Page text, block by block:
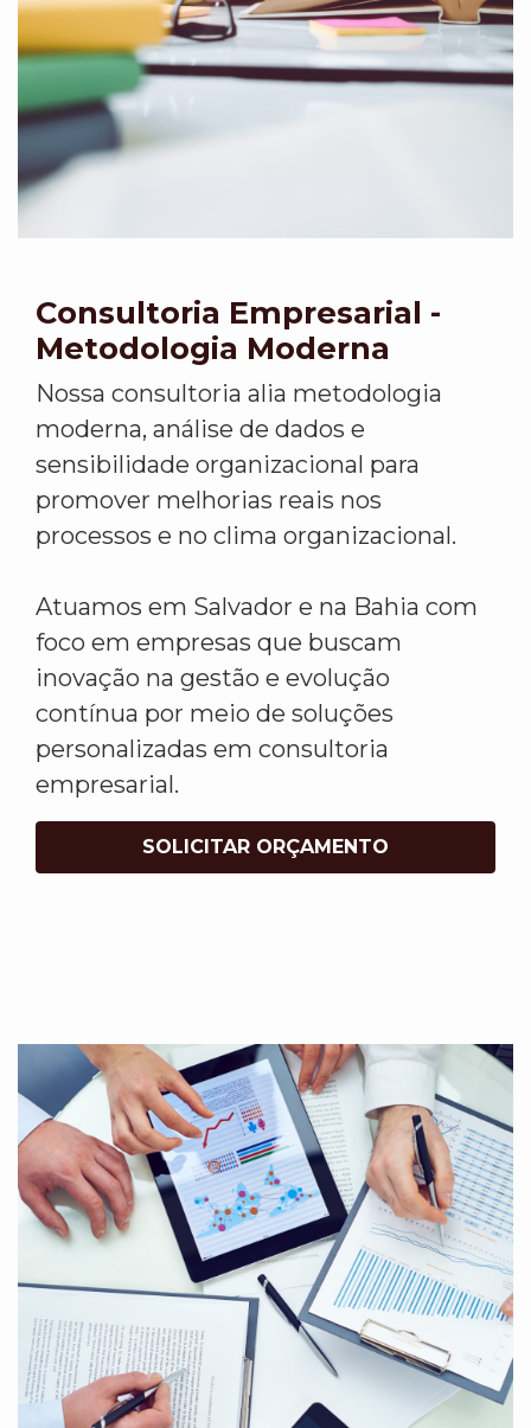
Consultoria Empresarial -
Metodologia Moderna
Nossa consultoria alia metodologia
moderna, análise de dados e
sensibilidade organizacional para
promover melhorias reais nos
processos e no clima organizacional.
Atuamos em Salvador e na Bahia com
foco em empresas que buscam
inovação na gestão e evolução
contínua por meio de soluções
personalizadas em consultoria
empresarial.
SOLICITAR ORÇAMENTO